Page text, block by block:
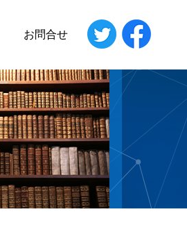
お問合せ